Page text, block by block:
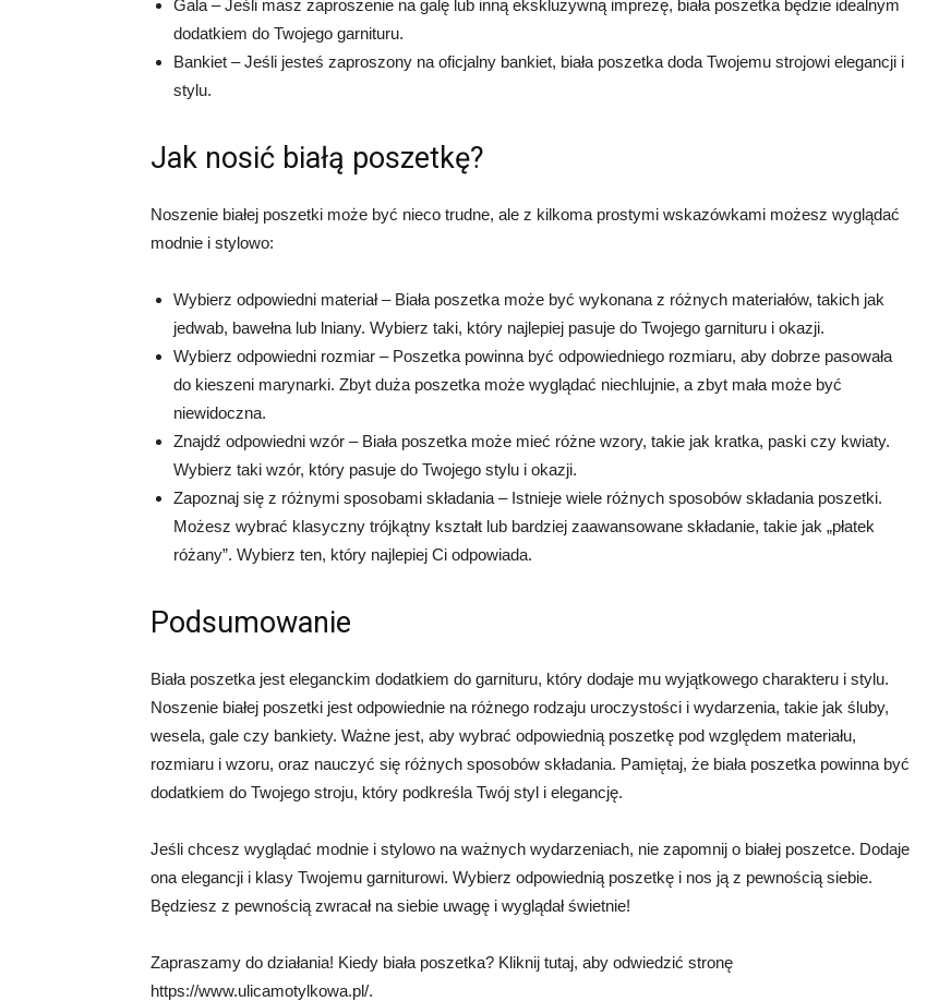
Gala – Jeśli masz zaproszenie na galę lub inną ekskluzywną imprezę, biała poszetka będzie idealnym
dodatkiem do Twojego garnituru.
Bankiet – Jeśli jesteś zaproszony na oficjalny bankiet, biała poszetka doda Twojemu strojowi elegancji i
stylu.
Jak nosić białą poszetkę?
Noszenie białej poszetki może być nieco trudne, ale z kilkoma prostymi wskazówkami możesz wyglądać
modnie i stylowo:
Wybierz odpowiedni materiał – Biała poszetka może być wykonana z różnych materiałów, takich jak
jedwab, bawełna lub lniany. Wybierz taki, który najlepiej pasuje do Twojego garnituru i okazji.
Wybierz odpowiedni rozmiar – Poszetka powinna być odpowiedniego rozmiaru, aby dobrze pasowała
do kieszeni marynarki. Zbyt duża poszetka może wyglądać niechlujnie, a zbyt mała może być
niewidoczna.
Znajdź odpowiedni wzór – Biała poszetka może mieć różne wzory, takie jak kratka, paski czy kwiaty.
Wybierz taki wzór, który pasuje do Twojego stylu i okazji.
Zapoznaj się z różnymi sposobami składania – Istnieje wiele różnych sposobów składania poszetki.
Możesz wybrać klasyczny trójkątny kształt lub bardziej zaawansowane składanie, takie jak „płatek
różany”. Wybierz ten, który najlepiej Ci odpowiada.
Podsumowanie
Biała poszetka jest eleganckim dodatkiem do garnituru, który dodaje mu wyjątkowego charakteru i stylu.
Noszenie białej poszetki jest odpowiednie na różnego rodzaju uroczystości i wydarzenia, takie jak śluby,
wesela, gale czy bankiety. Ważne jest, aby wybrać odpowiednią poszetkę pod względem materiału,
rozmiaru i wzoru, oraz nauczyć się różnych sposobów składania. Pamiętaj, że biała poszetka powinna być
dodatkiem do Twojego stroju, który podkreśla Twój styl i elegancję.
Jeśli chcesz wyglądać modnie i stylowo na ważnych wydarzeniach, nie zapomnij o białej poszetce. Dodaje
ona elegancji i klasy Twojemu garniturowi. Wybierz odpowiednią poszetkę i nos ją z pewnością siebie.
Będziesz z pewnością zwracał na siebie uwagę i wyglądał świetnie!
Zapraszamy do działania! Kiedy biała poszetka? Kliknij tutaj, aby odwiedzić stronę
https://www.ulicamotylkowa.pl/.